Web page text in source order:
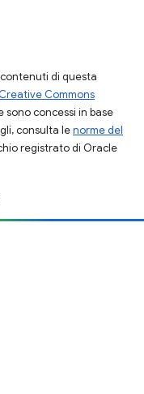
di questa
Commons
sono concessi in base
consulta lenorme del
registrato di Oracle